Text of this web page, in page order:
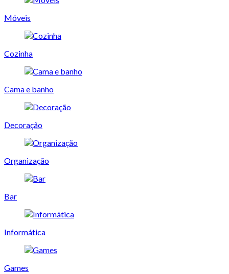
Móveis
Cozinha
Cama e banho
Decoração
Organização
Bar
Informática
Games